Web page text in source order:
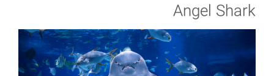
Angel Shark